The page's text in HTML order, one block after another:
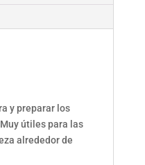
y preparar los
útiles para las
alrededor de